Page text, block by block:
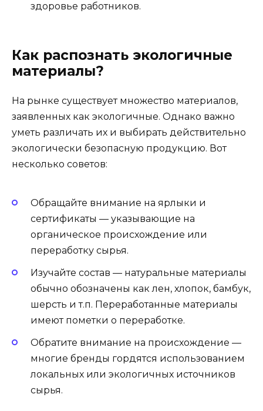
здоровье работников.
Как распознать экологичные
материалы?
На рынке существует множество материалов,
заявленных как экологичные. Однако важно
уметь различать их и выбирать действительно
экологически безопасную продукцию. Вот
несколько советов:
Обращайте внимание на ярлыки и
сертификаты — указывающие на
органическое происхождение или
переработку сырья.
Изучайте состав — натуральные материалы
обычно обозначены как лен, хлопок, бамбук,
шерсть и т.п. Переработанные материалы
имеют пометки о переработке.
Обратите внимание на происхождение —
многие бренды гордятся использованием
локальных или экологичных источников
сырья.